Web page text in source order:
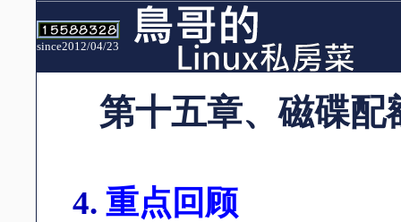
since2012/04/23
第十五章、磁碟配
4. 重点回顾